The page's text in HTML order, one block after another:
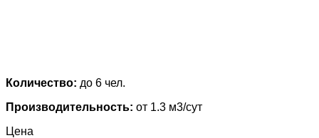
Количество: до 6 чел.
Производительность: от 1.3 м3/сут
Цена